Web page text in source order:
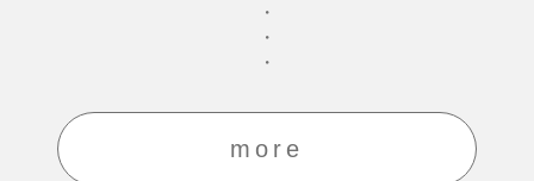
・
・
・
more